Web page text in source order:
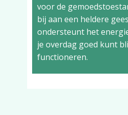
voor de
bij aan een heldere
ondersteunt het
je overdag goed kunt
functioneren.